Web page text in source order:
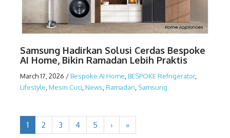
Samsung Hadirkan Solusi Cerdas Bespoke
AI Home, Bikin Ramadan Lebih Praktis
March 17, 2026 /Bespoke AI Home,BESPOKE Refrigerator,
Lifestyle,Mesin Cuci,News,Ramadan, Samsung
1 2 3 4 5 › »